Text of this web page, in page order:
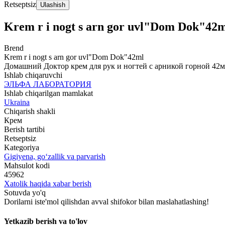
Retseptsiz Ulashish
Krem r i nogt s arn gor uvl"Dom
Brend
Krem r i nogt s arn gor uvl"Dom Dok"42ml
Домашний Доктор крем для рук и ногтей с арникой горной
Ishlab chiqaruvchi
ЭЛЬФА ЛАБОРАТОРИЯ
Ishlab chiqarilgan mamlakat
Ukraina
Chiqarish shakli
Крем
Berish tartibi
Retseptsiz
Kategoriya
Gigiyena, go‘zallik va parvarish
Mahsulot kodi
45962
Xatolik haqida xabar berish
Sotuvda yo'q
Dorilarni iste'mol qilishdan avval shifokor bilan maslahatlashing!
Yetkazib berish va to'lov